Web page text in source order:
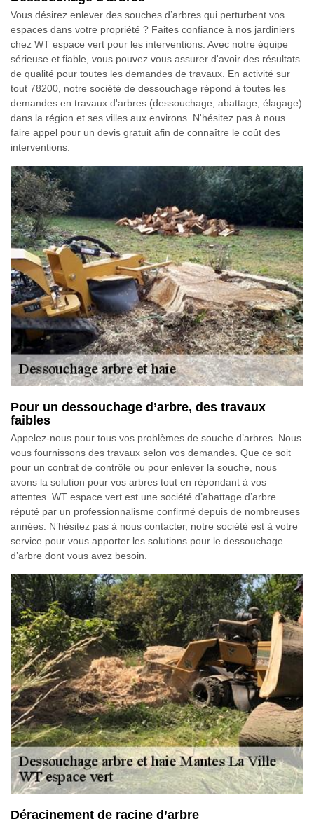
Vous désirez enlever des souches d’arbres qui perturbent vos
espaces dans votre propriété ? Faites confiance à nos jardiniers
chez WT espace vert pour les interventions. Avec notre équipe
sérieuse et fiable, vous pouvez vous assurer d'avoir des résultats
de qualité pour toutes les demandes de travaux. En activité sur
tout 78200, notre société de dessouchage répond à toutes les
demandes en travaux d'arbres (dessouchage, abattage, élagage)
dans la région et ses villes aux environs. N'hésitez pas à nous
faire appel pour un devis gratuit afin de connaître le coût des
interventions.
Pour un dessouchage d’arbre, des travaux
faibles
Appelez-nous pour tous vos problèmes de souche d’arbres. Nous
vous fournissons des travaux selon vos demandes. Que ce soit
pour un contrat de contrôle ou pour enlever la souche, nous
avons la solution pour vos arbres tout en répondant à vos
attentes. WT espace vert est une société d’abattage d’arbre
réputé par un professionnalisme confirmé depuis de nombreuses
années. N’hésitez pas à nous contacter, notre société est à votre
service pour vous apporter les solutions pour le dessouchage
d’arbre dont vous avez besoin.
Déracinement de racine d’arbre